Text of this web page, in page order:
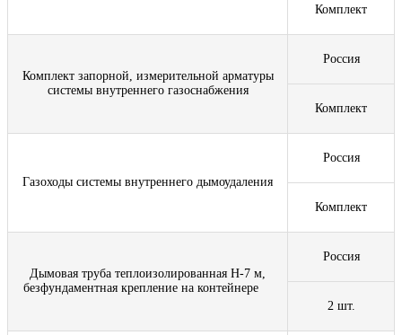
Комплект
Комплект запорной, измерительной арматуры
системы внутреннего газоснабжения
Россия
Комплект
Газоходы системы внутреннего дымоудаления
Россия
Комплект
Дымовая труба теплоизолированная Н-7 м,
безфундаментная крепление на контейнере
Россия
2 шт.